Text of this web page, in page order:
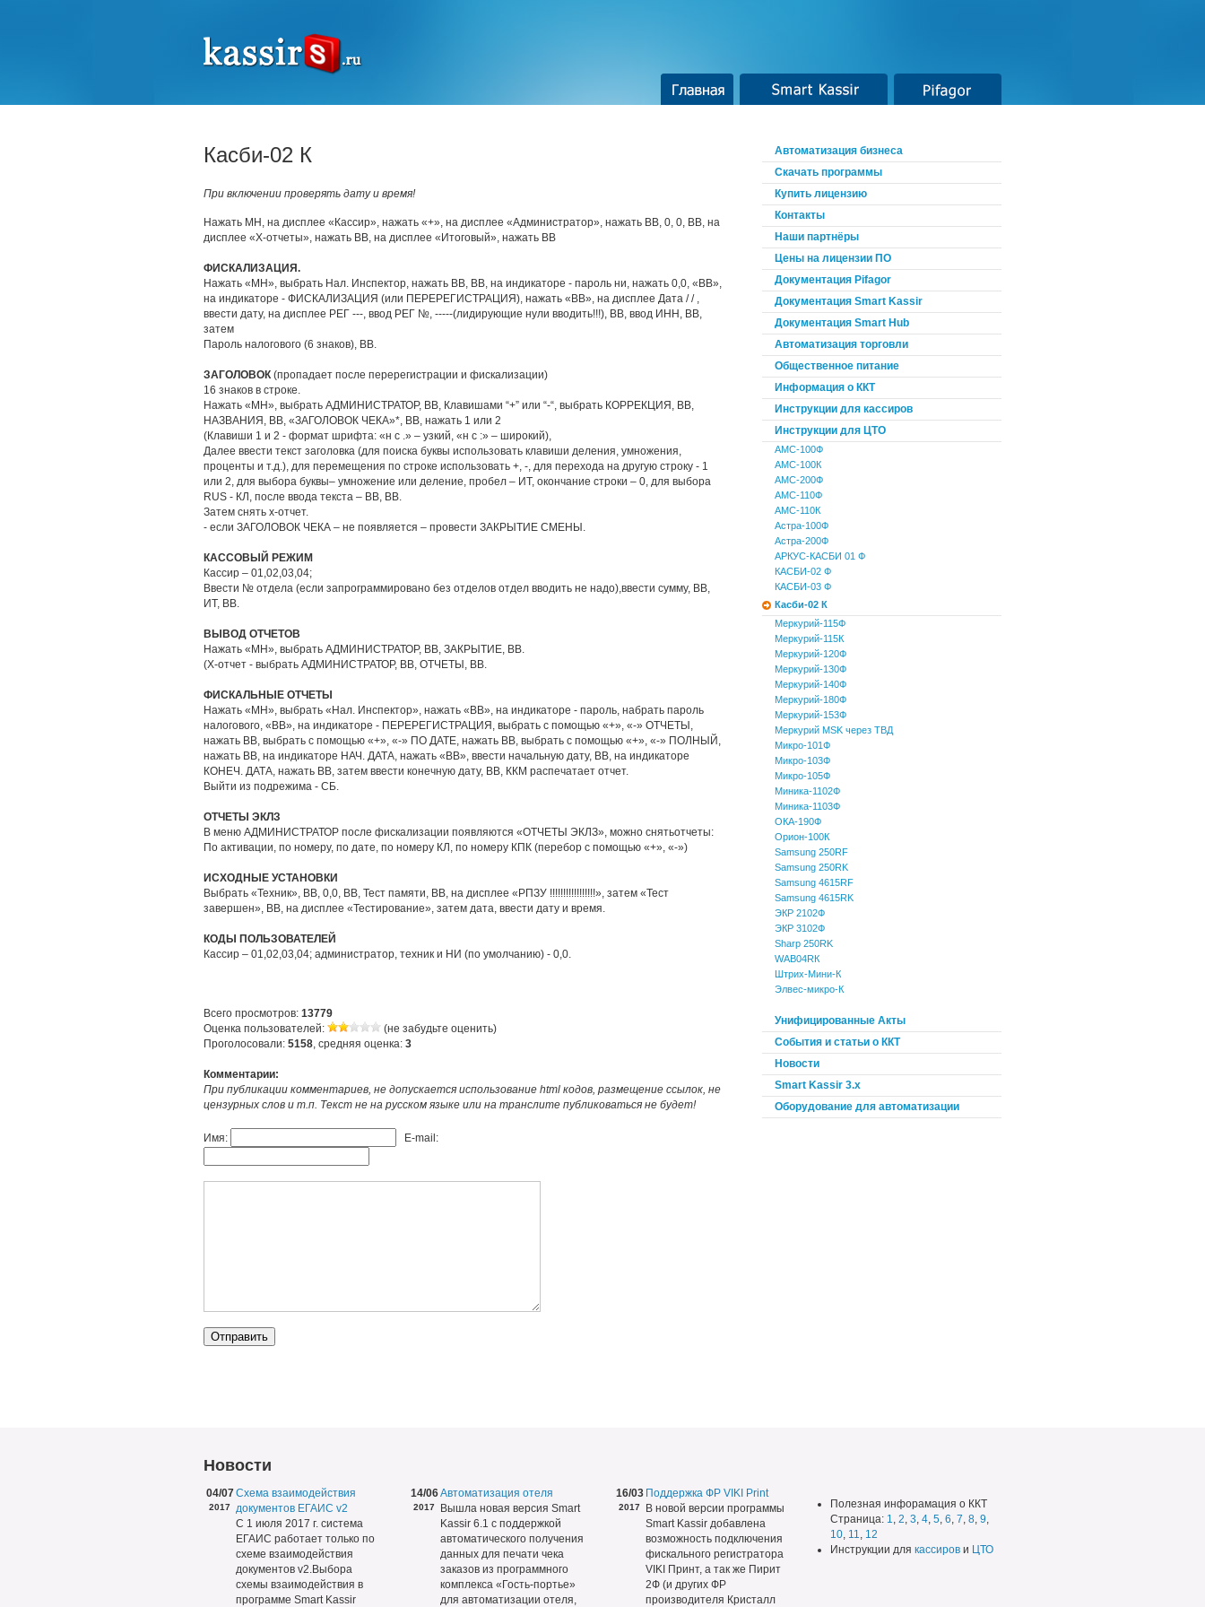
Главная Smart Kassir Pifagor
Касби-02 К
При включении проверять дату и время!
Нажать МН, на дисплее «Кассир», нажать «+», на дисплее «Администратор», нажать ВВ, 0, 0, ВВ, на
дисплее «Х-отчеты», нажать ВВ, на дисплее «Итоговый», нажать ВВ
ФИСКАЛИЗАЦИЯ.
Нажать «МН», выбрать Нал. Инспектор, нажать ВВ, ВВ, на индикаторе - пароль ни, нажать 0,0, «ВВ»,
на индикаторе - ФИСКАЛИЗАЦИЯ (или ПЕРЕРЕГИСТРАЦИЯ), нажать «ВВ», на дисплее Дата / / ,
ввести дату, на дисплее РЕГ ---, ввод РЕГ №, -----(лидирующие нули вводить!!!), ВВ, ввод ИНН, ВВ,
затем
Пароль налогового (6 знаков), ВВ.
ЗАГОЛОВОК (пропадает после перерегистрации и фискализации)
16 знаков в строке.
Нажать «МН», выбрать АДМИНИСТРАТОР, ВВ, Клавишами “+” или “-“, выбрать КОРРЕКЦИЯ, ВВ,
НАЗВАНИЯ, ВВ, «ЗАГОЛОВОК ЧЕКА»*, ВВ, нажать 1 или 2
(Клавиши 1 и 2 - формат шрифта: «н с .» – узкий, «н с :» – широкий),
Далее ввести текст заголовка (для поиска буквы использовать клавиши деления, умножения,
проценты и т.д.), для перемещения по строке использовать +, -, для перехода на другую строку - 1
или 2, для выбора буквы– умножение или деление, пробел – ИТ, окончание строки – 0, для выбора
RUS - КЛ, после ввода текста – ВВ, ВВ.
Затем снять х-отчет.
- если ЗАГОЛОВОК ЧЕКА – не появляется – провести ЗАКРЫТИЕ СМЕНЫ.
КАССОВЫЙ РЕЖИМ
Кассир – 01,02,03,04;
Ввести № отдела (если запрограммировано без отделов отдел вводить не надо),ввести сумму, ВВ,
ИТ, ВВ.
ВЫВОД ОТЧЕТОВ
Нажать «МН», выбрать АДМИНИСТРАТОР, ВВ, ЗАКРЫТИЕ, ВВ.
(Х-отчет - выбрать АДМИНИСТРАТОР, ВВ, ОТЧЕТЫ, ВВ.
ФИСКАЛЬНЫЕ ОТЧЕТЫ
Нажать «МН», выбрать «Нал. Инспектор», нажать «ВВ», на индикаторе - пароль, набрать пароль
налогового, «ВВ», на индикаторе - ПЕРЕРЕГИСТРАЦИЯ, выбрать с помощью «+», «-» ОТЧЕТЫ,
нажать ВВ, выбрать с помощью «+», «-» ПО ДАТЕ, нажать ВВ, выбрать с помощью «+», «-» ПОЛНЫЙ,
нажать ВВ, на индикаторе НАЧ. ДАТА, нажать «ВВ», ввести начальную дату, ВВ, на индикаторе
КОНЕЧ. ДАТА, нажать ВВ, затем ввести конечную дату, ВВ, ККМ распечатает отчет.
Выйти из подрежима - СБ.
ОТЧЕТЫ ЭКЛЗ
В меню АДМИНИСТРАТОР после фискализации появляются «ОТЧЕТЫ ЭКЛЗ», можно снятьотчеты:
По активации, по номеру, по дате, по номеру КЛ, по номеру КПК (перебор с помощью «+», «-»)
ИСХОДНЫЕ УСТАНОВКИ
Выбрать «Техник», ВВ, 0,0, ВВ, Тест памяти, ВВ, на дисплее «РПЗУ !!!!!!!!!!!!!!!!!», затем «Тест
завершен», ВВ, на дисплее «Тестирование», затем дата, ввести дату и время.
КОДЫ ПОЛЬЗОВАТЕЛЕЙ
Кассир – 01,02,03,04; администратор, техник и НИ (по умолчанию) - 0,0.
Всего просмотров: 13779
Оценка пользователей:
(не забудьте оценить)
Проголосовали: 5158, средняя оценка: 3
Комментарии:
При публикации комментариев, не допускается использование html кодов, размещение ссылок, не
цензурных слов и т.п. Текст не на русском языке или на транслите публиковаться не будет!
Имя: E-mail:
Автоматизация бизнеса
Скачать программы
Купить лицензию
Контакты
Наши партнёры
Цены на лицензии ПО
Документация Pifagor
Документация Smart Kassir
Документация Smart Hub
Автоматизация торговли
Общественное питание
Информация о ККТ
Инструкции для кассиров
Инструкции для ЦТО
АМС-100Ф
АМС-100К
АМС-200Ф
АМС-110Ф
АМС-110К
Астра-100Ф
Астра-200Ф
АРКУС-КАСБИ 01 Ф
КАСБИ-02 Ф
КАСБИ-03 Ф
Касби-02 К
Меркурий-115Ф
Меркурий-115К
Меркурий-120Ф
Меркурий-130Ф
Меркурий-140Ф
Меркурий-180Ф
Меркурий-153Ф
Меркурий MSK через ТВД
Микро-101Ф
Микро-103Ф
Микро-105Ф
Миника-1102Ф
Миника-1103Ф
ОКА-190Ф
Орион-100К
Samsung 250RF
Samsung 250RK
Samsung 4615RF
Samsung 4615RK
ЭКР 2102Ф
ЭКР 3102Ф
Sharp 250RK
WAB04RК
Штрих-Мини-К
Элвес-микро-К
Унифицированные Акты
События и статьи о ККТ
Новости
Smart Kassir 3.x
Оборудование для автоматизации
Новости
04/07
2017
Схема взаимодействия
документов ЕГАИС v2
С 1 июля 2017 г. система
ЕГАИС работает только по
схеме взаимодействия
документов v2.Выбора
схемы взаимодействия в
программе Smart Kassir
14/06
2017
Автоматизация отеля
Вышла новая версия Smart
Kassir 6.1 с поддержкой
автоматического получения
данных для печати чека
заказов из программного
комплекса «Гость-портье»
для автоматизации отеля,
16/03
2017
Поддержка ФР VIKI Print
В новой версии программы
Smart Kassir добавлена
возможность подключения
фискального регистратора
VIKI Принт, а так же Пирит
2Ф (и других ФР
производителя Кристалл
Полезная инфорамация о ККТ
Страница: 1, 2, 3, 4, 5, 6, 7, 8, 9,
10, 11, 12
Инструкции для кассиров и ЦТО